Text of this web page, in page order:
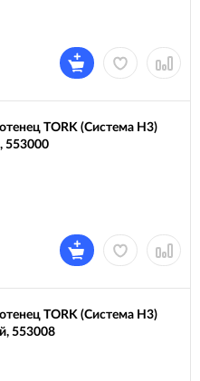
TORK (Система H3)
553000
TORK (Система H3)
553008